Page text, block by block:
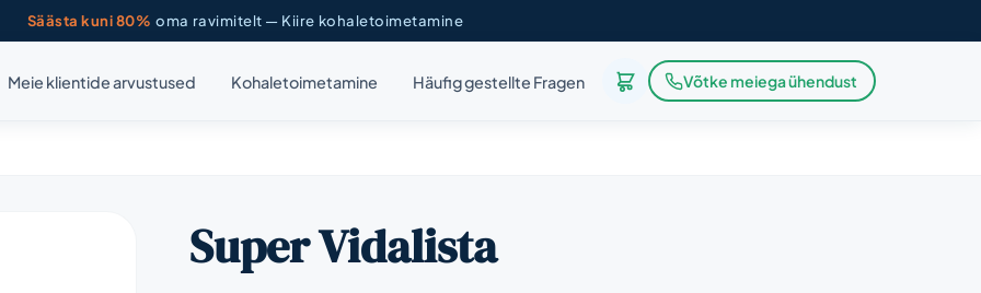
Säästa kuni 80% oma ravimitelt — Kiire kohaletoimetamine
Meie klientide arvustused Kohaletoimetamine Häufig gestellte Fragen Võtke meiega ühendust
Super Vidalista